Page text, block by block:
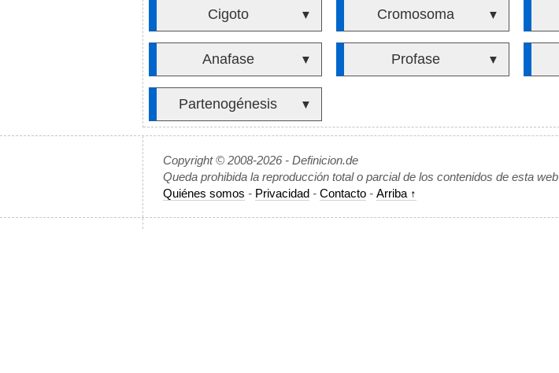
Cigoto ▼ Cromosoma ▼
Anafase ▼ Profase ▼
Partenogénesis ▼
Copyright © 2008-2026 - Definicion.de
Queda prohibida la reproducción total o parcial de los contenidos de esta web
Quiénes somos - Privacidad - Contacto - Arriba ↑